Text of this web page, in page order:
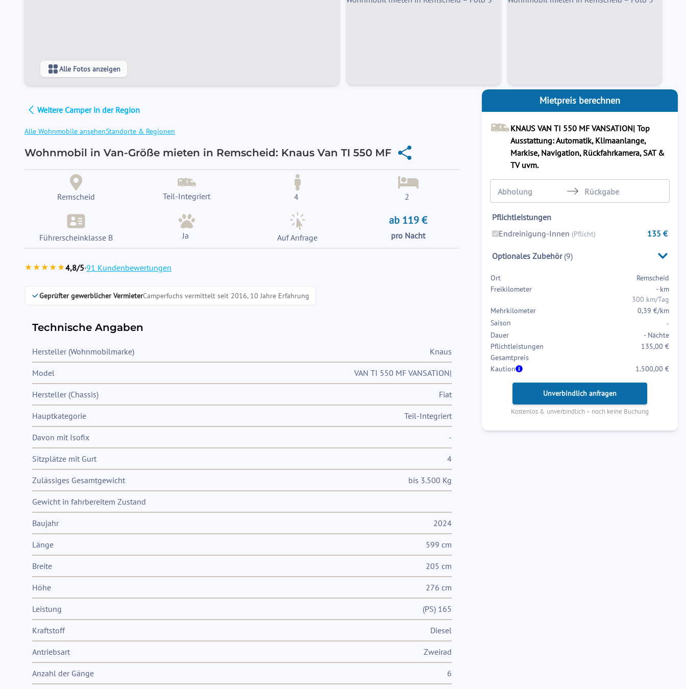
Alle Fotos anzeigen
Weitere Camper in der Region
Alle Wohnmobile ansehenStandorte & Regionen
Wohnmobil in Van-Größe mieten in Remscheid: Knaus Van TI 550 MF
Remscheid Teil-Integriert 4 2
Führerscheinklasse B Ja Auf Anfrage
ab 119 €
pro Nacht
★★★★★4,8/5·91 Kundenbewertungen
Geprüfter gewerblicher VermieterCamperfuchs vermittelt seit 2016, 10 Jahre Erfahrung
Technische Angaben
Hersteller (Wohnmobilmarke) Knaus
Model VAN TI 550 MF VANSATION|
Hersteller (Chassis) Fiat
Hauptkategorie Teil-Integriert
Davon mit Isofix -
Sitzplätze mit Gurt 4
Zulässiges Gesamtgewicht bis 3.500 Kg
Gewicht in fahrbereitem Zustand
Baujahr 2024
Länge 599 cm
Breite 205 cm
Höhe 276 cm
Leistung (PS) 165
Kraftstoff Diesel
Antriebsart Zweirad
Anzahl der Gänge 6
Mietpreis berechnen
KNAUS VAN TI 550 MF VANSATION| Top
Ausstattung: Automatik, Klimaanlange,
Markise, Navigation, Rückfahrkamera, SAT &
TV uvm.
forward
to
with
calendar
and
select
a
date.
Press
the
question
the
to
key
to
get
the
Pflichtleistungen
Endreinigung-Innen (Pflicht) 135 €
Optionales Zubehör (9)
Ort
Remscheid
Freikilometer
-km
300 km/Tag
Mehrkilometer
0,39 €/km
Saison
-
Dauer
- Nächte
Pflichtleistungen
135,00 €
Gesamtpreis
Kaution
1.500,00 €
Unverbindlich anfragen
Kostenlos & unverbindlich – noch keine Buchung